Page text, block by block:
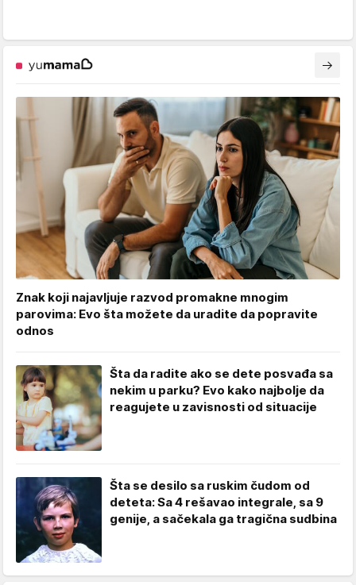
Znak koji najavljuje razvod promakne mnogim
parovima: Evo šta možete da uradite da popravite
odnos
Šta da radite ako se dete posvađa sa
nekim u parku? Evo kako najbolje da
reagujete u zavisnosti od situacije
Šta se desilo sa ruskim čudom od
deteta: Sa 4 rešavao integrale, sa 9
genije, a sačekala ga tragična sudbina